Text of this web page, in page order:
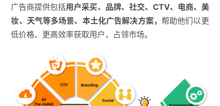
广告商提供包括用户采买、品牌、社交、CTV、电商、美
妆、天气等多场景、本土化广告解决方案， 帮助他们以更
低价格、更高效率获取用户，占领市场。